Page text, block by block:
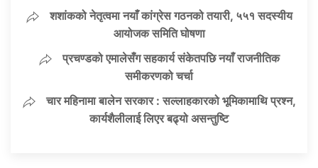
शशांकको नेतृत्वमा नयाँ कांग्रेस गठनको तयारी, ५५१ सदस्यीय
आयोजक समिति घोषणा
प्रचण्डको एमालेसँग सहकार्य संकेतपछि नयाँ राजनीतिक
समीकरणको चर्चा
चार महिनामा बालेन सरकार : सल्लाहकारको भूमिकामाथि प्रश्न,
कार्यशैलीलाई लिएर बढ्यो असन्तुष्टि